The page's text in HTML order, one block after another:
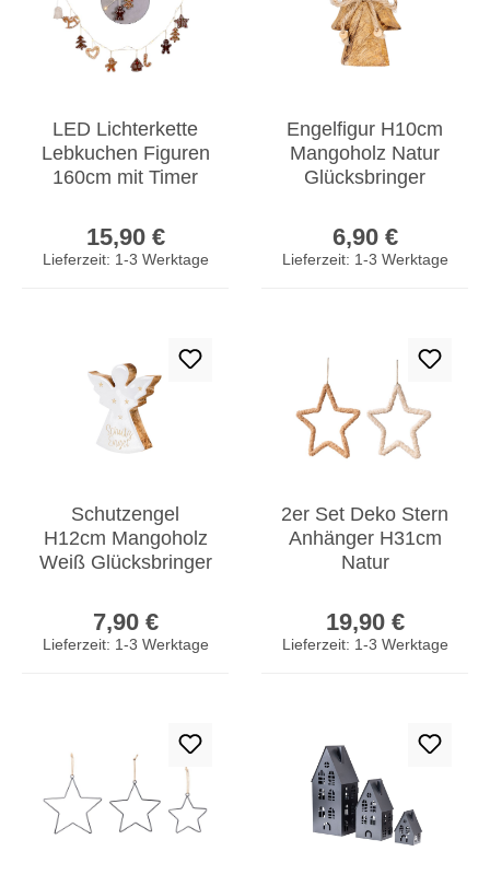
LED Lichterkette
Lebkuchen Figuren
160cm mit Timer
Weihnachtsdeko
15,90 €
Lieferzeit: 1-3 Werktage
Engelfigur H10cm
Mangoholz Natur
Glücksbringer
Schutzengel
Geschenk
6,90 €
Lieferzeit: 1-3 Werktage
Schutzengel
H12cm Mangoholz
Weiß Glücksbringer
Figur Geschenk
7,90 €
Lieferzeit: 1-3 Werktage
2er Set Deko Stern
Anhänger H31cm
Natur
Fensterdeko
Weihnachten
19,90 €
Lieferzeit: 1-3 Werktage